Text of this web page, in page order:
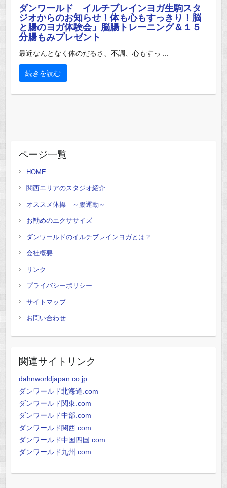
ダンワールド イルチブレインヨガ生駒スタ
ジオからのお知らせ！体も心もすっきり！脳
と腸のヨガ体験会」脳腸トレーニング＆１５
分腸もみプレゼント
最近なんとなく体のだるさ、不調、心もすっ ...
続きを読む
ページ一覧
HOME
関西エリアのスタジオ紹介
オススメ体操 ～腸運動～
お勧めのエクササイズ
ダンワールドのイルチブレインヨガとは？
会社概要
リンク
プライバシーポリシー
サイトマップ
お問い合わせ
関連サイトリンク
dahnworldjapan.co.jp
ダンワールド北海道.com
ダンワールド関東.com
ダンワールド中部.com
ダンワールド関西.com
ダンワールド中国四国.com
ダンワールド九州.com